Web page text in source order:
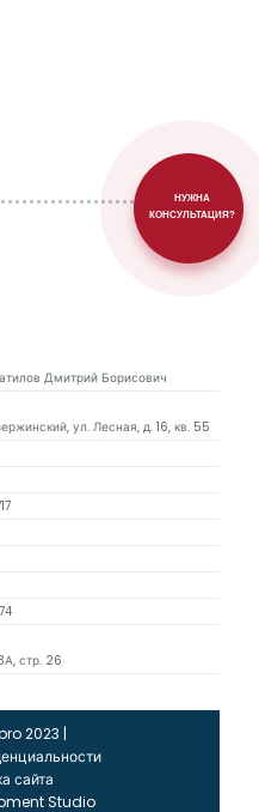
Дмитрий Борисович
ул. Лесная, д. 16, кв. 55
стр. 26
НУЖНА
КОНСУЛЬТАЦИЯ?
2023 |
сайта
Studio